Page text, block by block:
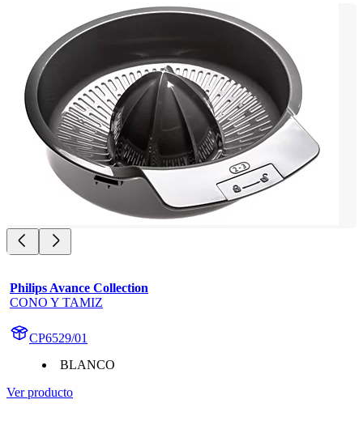
Philips Avance Collection
CONO Y TAMIZ
CP6529/01
BLANCO
Ver producto